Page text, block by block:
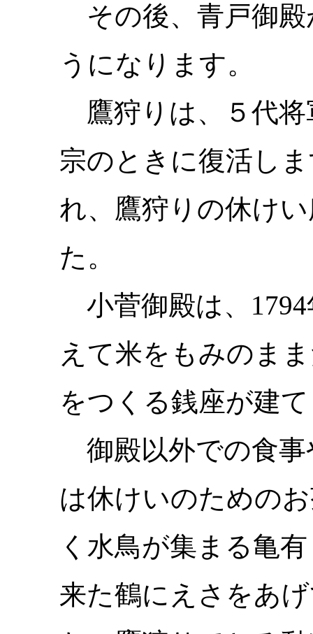
その後、青戸御殿
うになります。
鷹狩りは、５代将
宗のときに復活し
れ、鷹狩りの休け
た。
小菅御殿は、
えて米をもみのま
をつくる銭座が建
御殿以外での食事
は休けいのための
く水鳥が集まる亀
来た鶴にえさをあ